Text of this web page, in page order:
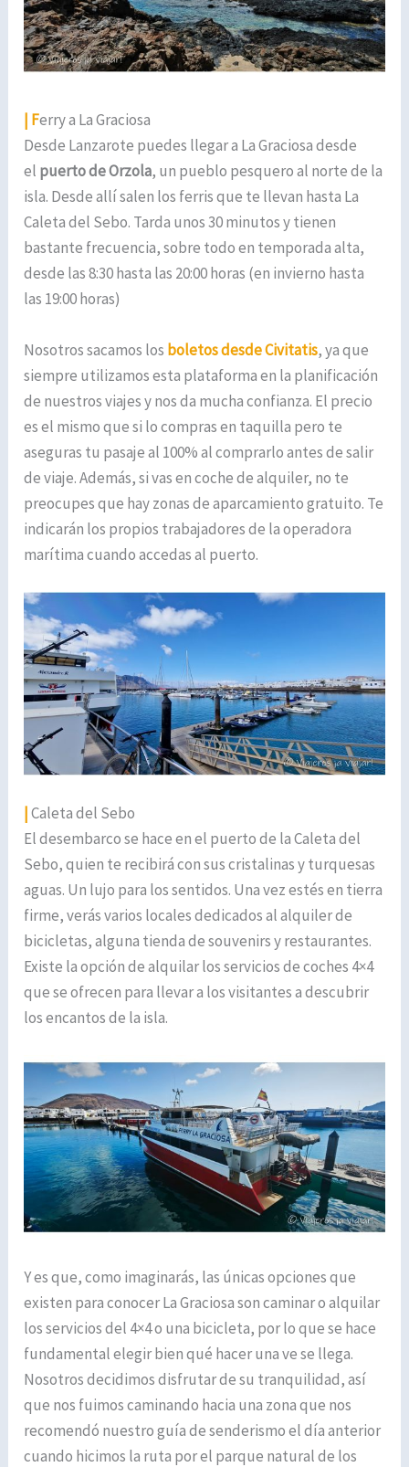
| Ferry a La Graciosa
Desde Lanzarote puedes llegar a La Graciosa desde
el puerto de Orzola, un pueblo pesquero al norte de la
isla. Desde allí salen los ferris que te llevan hasta La
Caleta del Sebo. Tarda unos 30 minutos y tienen
bastante frecuencia, sobre todo en temporada alta,
desde las 8:30 hasta las 20:00 horas (en invierno hasta
las 19:00 horas)
Nosotros sacamos los boletos desde Civitatis, ya que
siempre utilizamos esta plataforma en la planificación
de nuestros viajes y nos da mucha confianza. El precio
es el mismo que si lo compras en taquilla pero te
aseguras tu pasaje al 100% al comprarlo antes de salir
de viaje. Además, si vas en coche de alquiler, no te
preocupes que hay zonas de aparcamiento gratuito. Te
indicarán los propios trabajadores de la operadora
marítima cuando accedas al puerto.
|Caleta del Sebo
El desembarco se hace en el puerto de la Caleta del
Sebo, quien te recibirá con sus cristalinas y turquesas
aguas. Un lujo para los sentidos. Una vez estés en tierra
firme, verás varios locales dedicados al alquiler de
bicicletas, alguna tienda de souvenirs y restaurantes.
Existe la opción de alquilar los servicios de coches 4×4
que se ofrecen para llevar a los visitantes a descubrir
los encantos de la isla.
Y es que, como imaginarás, las únicas opciones que
existen para conocer La Graciosa son caminar o alquilar
los servicios del 4×4 o una bicicleta, por lo que se hace
fundamental elegir bien qué hacer una ve se llega.
Nosotros decidimos disfrutar de su tranquilidad, así
que nos fuimos caminando hacia una zona que nos
recomendó nuestro guía de senderismo el día anterior
cuando hicimos la ruta por el parque natural de los